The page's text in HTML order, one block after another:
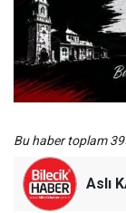
Bu haber toplam
Aslı